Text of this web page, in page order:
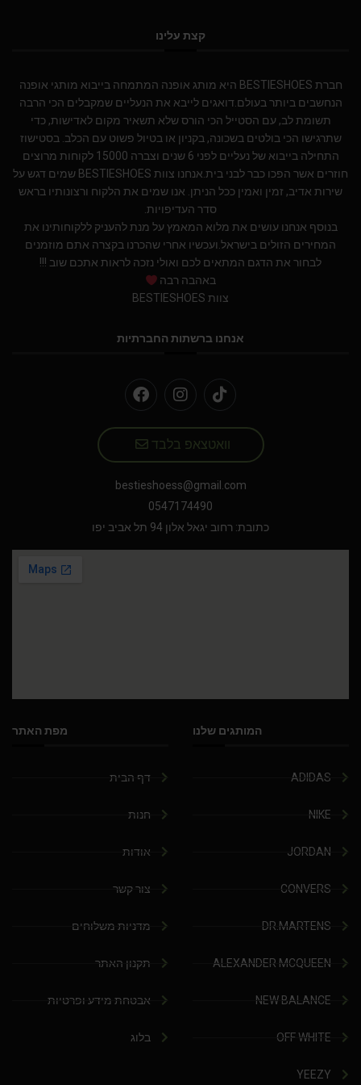
קצת עלינו
חברת BESTIESHOES היא מותג אופנה המתמחה בייבוא מותגי אופנה
הנחשבים ביותר בעולם.דואגים לייבא את הנעליים שמקבלים הכי הרבה
תשומת לב, עם הסטייל הכי הורס שלא תשאיר מקום לאדישות, כדי
שתרגישו הכי בולטים בשכונה, בקניון או בטיול פשוט עם הכלב. בסטישוז
התחילה בייבוא של נעליים לפני 6 שנים וצברה 15000 לקוחות מרוצים
חוזרים אשר הפכו כבר לבני בית.אנחנו צוות BESTIESHOES שמים דגש על
שירות אדיב, זמין ואמין ככל הניתן. אנו שמים את הלקוח ורצונותיו בראש
סדר העדיפויות.
בנוסף אנחנו עושים את מלוא המאמץ על מנת להעניק ללקוחותינו את
המחירים הזולים בישראל.ועכשיו אחרי שהכרנו בקצרה אתם מוזמנים
לבחור את הדגם המתאים לכם ואולי נזכה לראות אתכם שוב !!!
באהבה רבה
צוות BESTIESHOES
אנחנו ברשתות החברתיות
וואטצאפ בלבד
bestieshoess@gmail.com
0547174490
כתובת: רחוב יגאל אלון 94 תל אביב יפו
המותגים שלנו
ADIDAS
NIKE
JORDAN
CONVERS
DR.MARTENS
ALEXANDER MCQUEEN
NEW BALANCE
OFF WHITE
YEEZY
מפת האתר
דף הבית
חנות
אודות
צור קשר
מדניות משלוחים
תקנון האתר
אבטחת מידע ופרטיות
בלוג